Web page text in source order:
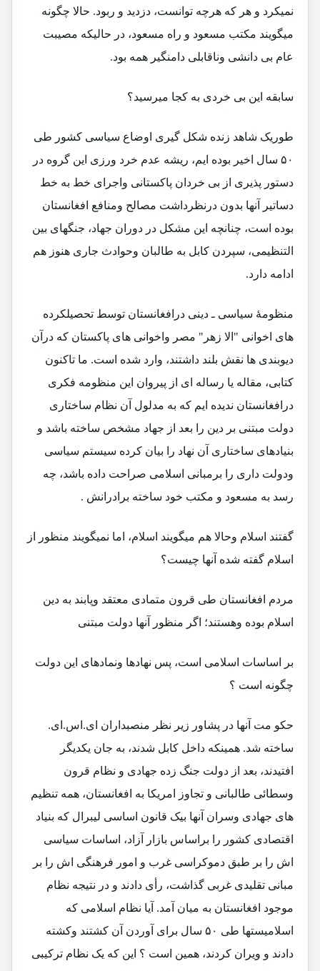
نمیکرد و هر که هرچه توانست، دزدید و ربود. حالا چگونه
میگویند مکتب مسعود و راه مسعود، در حالیکه مصیبت
عام بی دانشی وناقابلی دامنگیر همه بود.
سابقه این بی خردی به کجا میرسید؟
طوریک شاهد زنده شکل گیری اوضاع سیاسی کشور طی
۵۰ سال اخیر بوده ایم، ریشه عدم خرد ورزی این گروه در
دستور پذیری از بی خردان پاکستانی واجرای خط به خط
دساتیر آنها بدون درنظرداشت مصالح ومنافع افغانستان
بوده است، چنانچه این مشکل در دوران جهاد، جنگهای بین
التنظیمی، سپردن کابل به طالبان وحوادث جاری هنوز هم
ادامه دارد.
منظومۀ سیاسی ـ دینی درافغانستان توسط تحصیلکرده
های اخوانی "الا زهر" مصر واخوانی های پاکستان که درآن
دیوبندی ها نقش بلند داشتند، وارد شده است. ما تاکنون
کتابی، مقاله یا رساله ای از پیروان این منظومه فکری
درافغانستان ندیده ایم که به مدلول آن نظام ساختاری
دولت مبتنی بر دین را بعد از جهاد مشخص ساخته باشد و
بنیادهای ساختاری آن نهاد را بیان کرده سیستم سیاسی
ودولت داری را برمبانی اسلامی صراحت داده باشد، چه
رسد به مسعود و مکتب خود ساخته برادرانش .
گفتند اسلام وحالا هم میگویند اسلام، اما نمیگویند منظور از
اسلام گفته شده آنها چیست؟
مردم افغانستان طی قرون متمادی معتقد وپابند به دین
اسلام بوده وهستند؛ اگر منظور آنها دولت مبتنی
بر اساسات اسلامی است، پس نهادها ونمادهای این دولت
چگونه است ؟
حکو مت آنها در پشاور زیر نظر منصبداران ای.اس.ای.
ساخته شد. همینکه داخل کابل شدند، به جان یکدیگر
افتیدند، بعد از دولت جنگ زده جهادی و نظام قرون
وسطائی طالبانی و تجاوز امریکا به افغانستان، همه تنظیم
های جهادی وسران آنها بیک قانون اساسی لیبرال که بنیاد
اقتصادی کشور را براساس بازار آزاد، اساسات سیاسی
اش را بر طبق دموکراسی غرب و امور فرهنگی اش را بر
مبانی تقلیدی غربی گذاشت، رأی دادند و در نتیجه نظام
موجود افغانستان به میان آمد. آیا نظام اسلامی که
اسلامیستها طی ۵۰ سال برای آوردن آن کشتند وکشته
دادند و ویران کردند، همین است ؟ این که یک نظام ترکیبی